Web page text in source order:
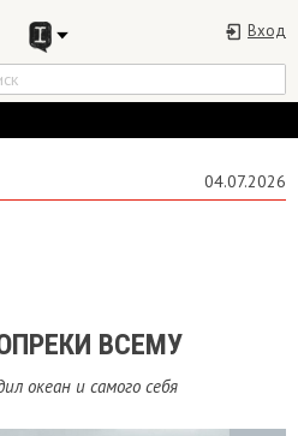
Вход
04.07.2026
ВСЕМУ
океан и самого себя